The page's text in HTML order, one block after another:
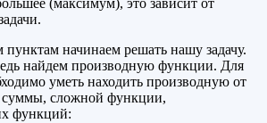
(максимум), это зависит от
пунктам начинаем решать нашу задачу.
найдем производную функции. Для
уметь находить производную от
суммы, сложной функции,
функций: